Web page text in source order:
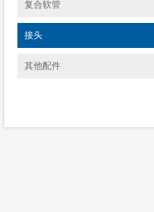
复合软管
接头
其他配件